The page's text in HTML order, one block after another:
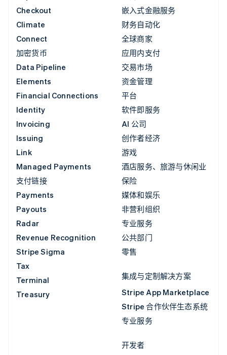
Checkout
Climate
Connect
加密货币
Data Pipeline
Elements
Financial Connections
Identity
Invoicing
Issuing
Link
Managed Payments
支付链接
Payments
Payouts
Radar
Revenue Recognition
Stripe Sigma
Tax
Terminal
Treasury
嵌入式金融服务
财务自动化
全球商家
应用内支付
交易市场
资金管理
平台
软件即服务
AI 公司
创作者经济
游戏
酒店服务、旅游与休闲业
保险
媒体和娱乐
非营利组织
专业服务
公共部门
零售
集成与定制解决方案
Stripe App Marketplace
Stripe 合作伙伴生态系统
专业服务
开发者